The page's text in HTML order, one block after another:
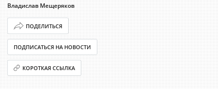
Владислав Мещеряков
ПОДЕЛИТЬСЯ
ПОДПИСАТЬСЯ НА НОВОСТИ
КОРОТКАЯ ССЫЛКА